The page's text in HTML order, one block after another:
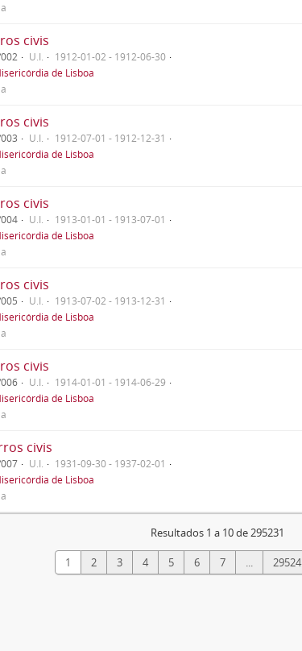
civis
U.I.
1912-01-02 - 1912-06-30
de Lisboa
civis
U.I.
1912-07-01 - 1912-12-31
de Lisboa
civis
U.I.
1913-01-01 - 1913-07-01
de Lisboa
civis
U.I.
1913-07-02 - 1913-12-31
de Lisboa
civis
U.I.
1914-01-01 - 1914-06-29
de Lisboa
civis
U.I.
1931-09-30 - 1937-02-01
de Lisboa
Resultados 1 a 10 de 295231
1 2 3 4 5 6 7 ... 29524